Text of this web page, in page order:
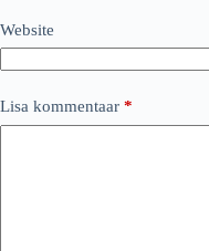
Website
Lisa kommentaar *